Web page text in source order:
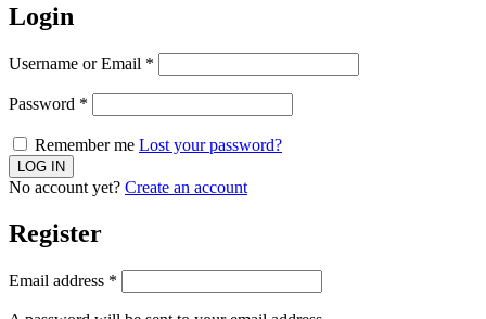
Login
Username or Email *
Password *
Remember me Lost your password?
No account yet? Create an account
Register
Email address *